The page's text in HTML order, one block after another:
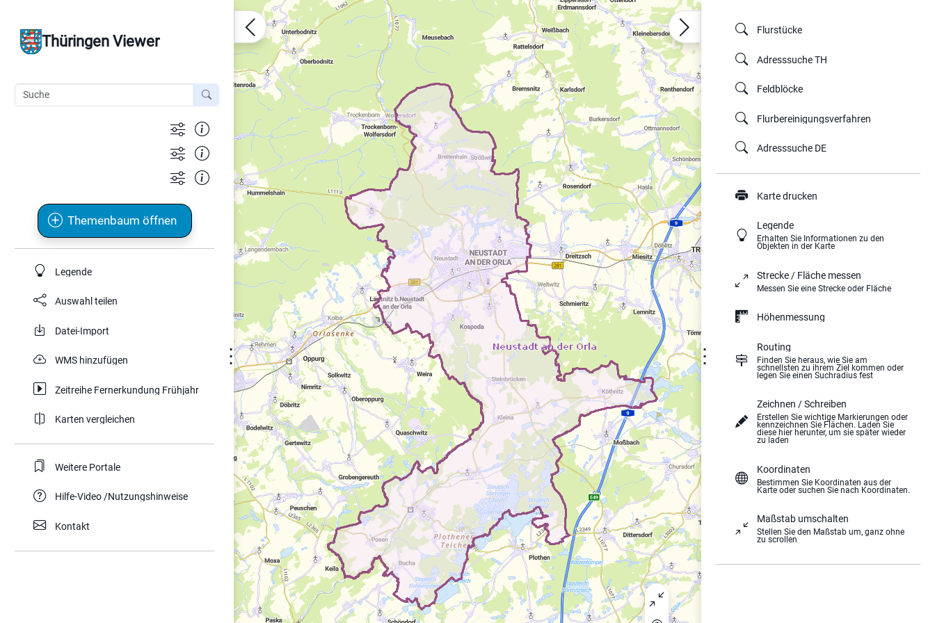
Thüringen Viewer
Themenbaum öffnen
Legende
Auswahl teilen
Datei-Import
WMS hinzufügen
Zeitreihe Fernerkundung Frühjahr
Karten vergleichen
Weitere Portale
Hilfe-Video /Nutzungshinweise
Kontakt
⋮
Flurstücke
Adresssuche TH
Feldblöcke
Flurbereinigungsverfahren
Adresssuche DE
Karte drucken
Legende
Erhalten Sie Informationen zu den
Objekten in der Karte
Strecke / Fläche messen
Messen Sie eine Strecke oder Fläche
Höhenmessung
Routing
Finden Sie heraus, wie Sie am
schnellsten zu ihrem Ziel kommen oder
legen Sie einen Suchradius fest
Zeichnen / Schreiben
Erstellen Sie wichtige Markierungen oder
kennzeichnen Sie Flächen. Laden Sie
diese hier herunter, um sie später wieder
zu laden
Koordinaten
Bestimmen Sie Koordinaten aus der
Karte oder suchen Sie nach Koordinaten.
Maßstab umschalten
Stellen Sie den Maßstab um, ganz ohne
zu scrollen
⋮